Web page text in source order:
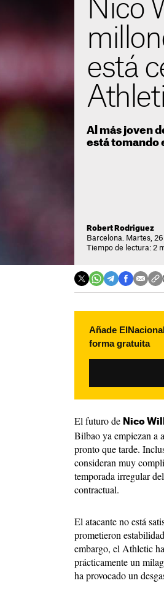
Nico
está
Al más joven
está tomando
Robert Rodriguez
Barcelona. Martes,
Tiempo de lectura: 2
Añade
forma gratuita
El futuro de Nico
Bilbao ya empiezan a
pronto que tarde.
consideran muy
temporada irregular
contractual.
El atacante no está
prometieron
embargo, el Athletic
prácticamente un
ha provocado un